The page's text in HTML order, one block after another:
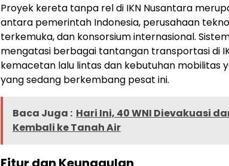
Proyek kereta tanpa rel di IKN Nusantara
antara pemerintah Indonesia, perusahaan
terkemuka, dan konsorsium internasional.
mengatasi berbagai tantangan transportasi di
kemacetan lalu lintas dan kebutuhan mobilitas
yang sedang berkembang pesat ini.
Baca Juga : Hari Ini, 40 WNI Dievakuasi
Kembali ke Tanah Air